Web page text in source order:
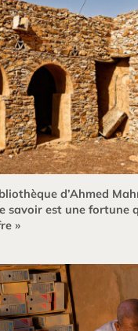
d’Ahmed
savoir est une fortune
»